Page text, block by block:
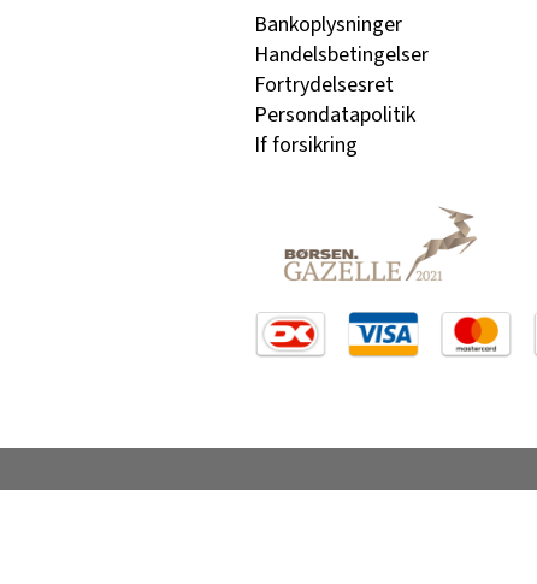
Bankoplysninger
Handelsbetingelser
Fortrydelsesret
Persondatapolitik
If forsikring